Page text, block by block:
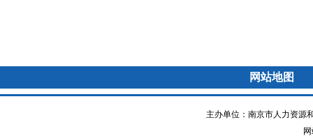
网站地图
主办单位：南京市人力资源